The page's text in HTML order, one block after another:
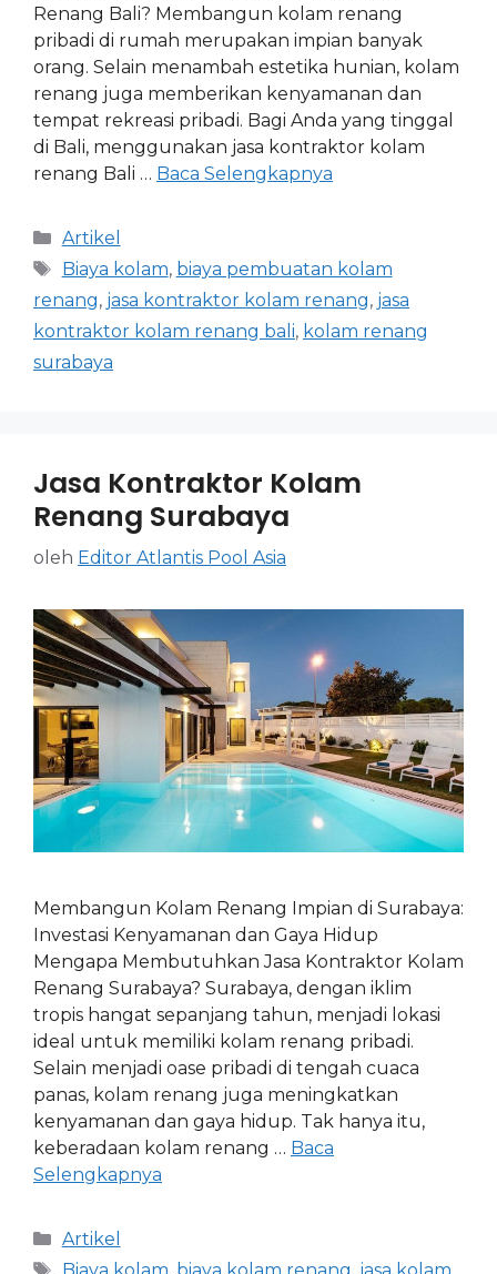
Renang Bali? Membangun kolam renang
pribadi di rumah merupakan impian banyak
orang. Selain menambah estetika hunian, kolam
renang juga memberikan kenyamanan dan
tempat rekreasi pribadi. Bagi Anda yang tinggal
di Bali, menggunakan jasa kontraktor kolam
renang Bali … Baca Selengkapnya
Artikel
Biaya kolam, biaya pembuatan kolam
renang, jasa kontraktor kolam renang, jasa
kontraktor kolam renang bali, kolam renang
surabaya
Jasa Kontraktor Kolam
Renang Surabaya
oleh Editor Atlantis Pool Asia
Membangun Kolam Renang Impian di Surabaya:
Investasi Kenyamanan dan Gaya Hidup
Mengapa Membutuhkan Jasa Kontraktor Kolam
Renang Surabaya? Surabaya, dengan iklim
tropis hangat sepanjang tahun, menjadi lokasi
ideal untuk memiliki kolam renang pribadi.
Selain menjadi oase pribadi di tengah cuaca
panas, kolam renang juga meningkatkan
kenyamanan dan gaya hidup. Tak hanya itu,
keberadaan kolam renang … Baca
Selengkapnya
Artikel
Biaya kolam, biaya kolam renang, jasa kolam